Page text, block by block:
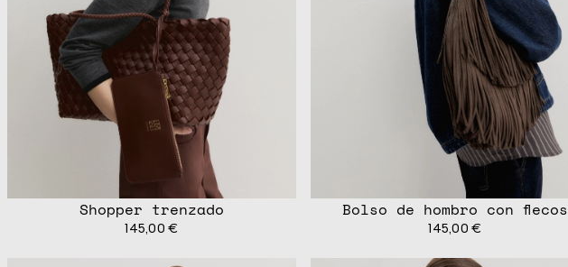
Shopper trenzado
145,00 €
Bolso de hombro con flecos
145,00 €